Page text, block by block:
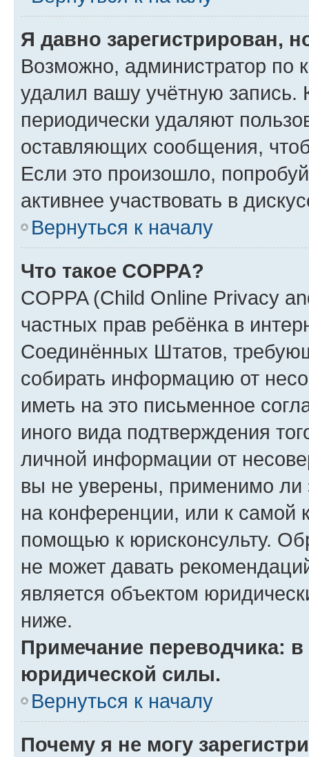
Я давно зарегистрирован,
Возможно, администратор по
удалил вашу учётную запись.
периодически удаляют
оставляющих сообщения,
Если это произошло,
активнее участвовать в
Вернуться к началу
Что такое COPPA?
COPPA (Child Online Privacy
частных прав ребёнка в
Соединённых Штатов,
собирать информацию от
иметь на это письменное
иного вида подтверждения
личной информации от
вы не уверены, применимо ли
на конференции, или к самой
помощью к юрисконсульту.
не может давать
является объектом
ниже.
Примечание переводчика:
юридической силы.
Вернуться к началу
Почему я не могу